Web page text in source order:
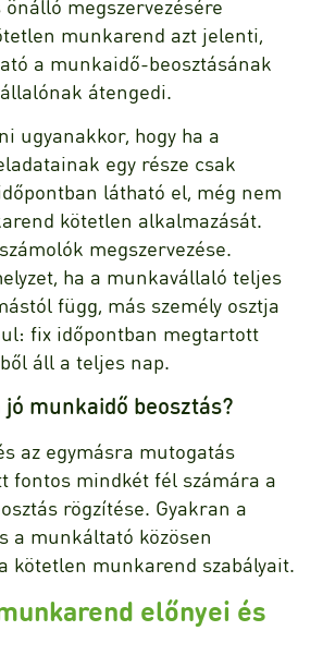
megszervezésére
munkarend azt jelenti,
a munkaidő-beosztásának
átengedi.
ugyanakkor, hogy ha a
egy része csak
látható el, még nem
kötetlen alkalmazását.
megszervezése.
ha a munkavállaló teljes
függ, más személy osztja
fix időpontban megtartott
áll a teljes nap.
munkaidő beosztás?
az egymásra mutogatás
fontos mindkét fél számára a
rögzítése. Gyakran a
a munkáltató közösen
kötetlen munkarend szabályait.
előnyei és